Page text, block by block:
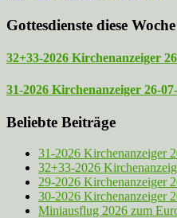
Gottesdienste diese Woche
32+33-2026 Kirchenanzeiger
31-2026 Kirchenanzeiger 26-
Beliebte Beiträge
31-2026 Kirchenanzeiger
32+33-2026
29-2026 Kirchenanzeiger
30-2026 Kirchenanzeiger
Miniausflug 2026 zum